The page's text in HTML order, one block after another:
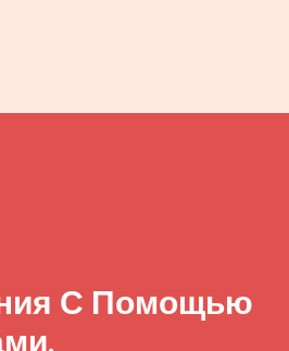
С Помощью